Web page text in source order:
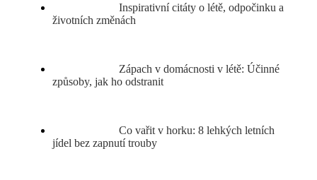
Inspirativní citáty o létě, odpočinku a
životních změnách
Zápach v domácnosti v létě: Účinné
způsoby, jak ho odstranit
Co vařit v horku: 8 lehkých letních
jídel bez zapnutí trouby